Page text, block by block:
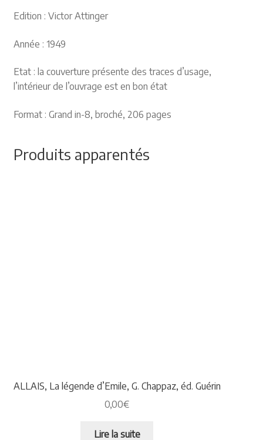
Edition : Victor Attinger
Année : 1949
Etat : la couverture présente des traces d’usage,
l’intérieur de l’ouvrage est en bon état
Format : Grand in-8, broché, 206 pages
Produits apparentés
ALLAIS, La légende d’Emile, G. Chappaz, éd. Guérin
0,00€
Lire la suite